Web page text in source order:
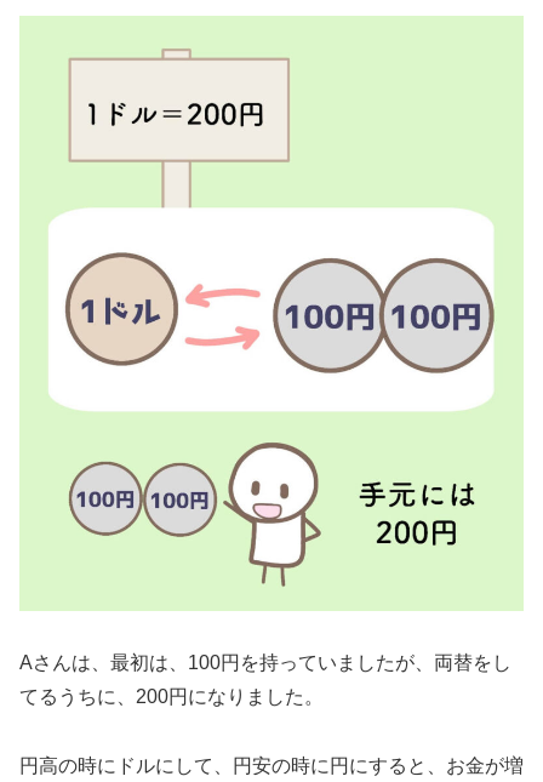
Aさんは、最初は、100円を持っていましたが、両替をし
てるうちに、200円になりました。
円高の時にドルにして、円安の時に円にすると、お金が増